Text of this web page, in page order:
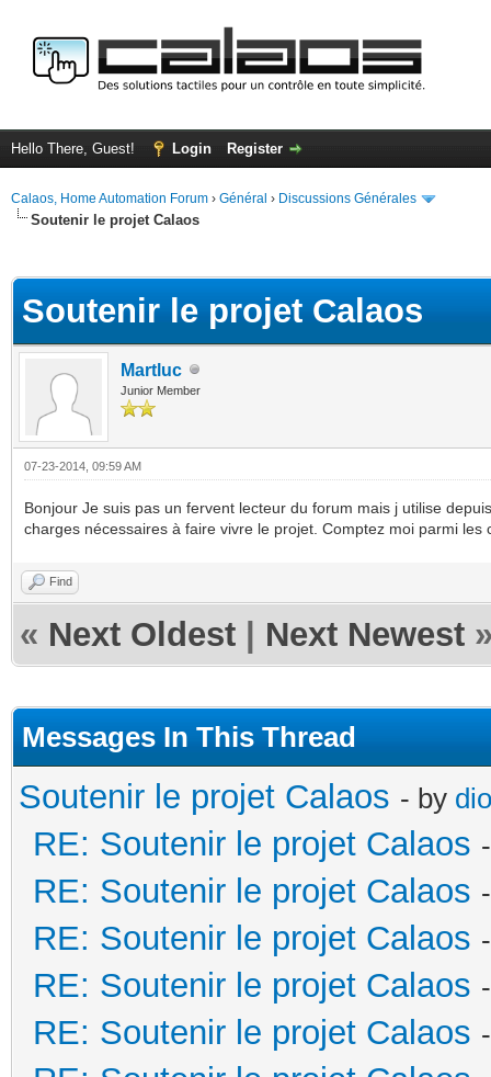
Hello There, Guest! Login Register
Calaos, Home Automation Forum › Général › Discussions Générales
Soutenir le projet Calaos
Soutenir le projet Calaos
Martluc
Junior Member
07-23-2014, 09:59 AM
Bonjour Je suis pas un fervent lecteur du forum mais j utilise
charges nécessaires à faire vivre le projet. Comptez moi parmi les
Find
« Next Oldest Next Newest
Messages In This Thread
Soutenir le projet Calaos - by
RE: Soutenir le projet Calaos
RE: Soutenir le projet Calaos
RE: Soutenir le projet Calaos
RE: Soutenir le projet Calaos
RE: Soutenir le projet Calaos